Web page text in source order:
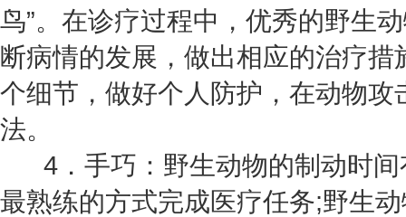
鸟”。在诊疗过程中，优秀的野生
断病情的发展，做出相应的治疗
个细节，做好个人防护，在动物
法。
4．手巧：野生动物的制动时间
最熟练的方式完成医疗任务;野生